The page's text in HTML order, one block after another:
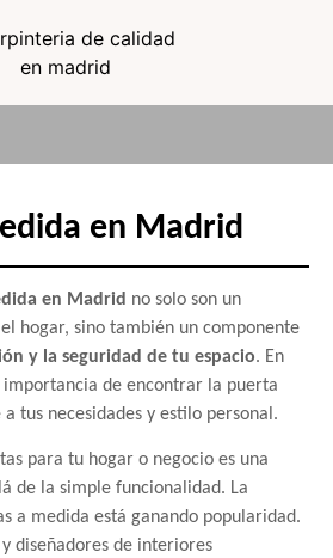
en Madrid
en Madrid no solo son un
hogar, sino también un componente
y la seguridad de tu espacio. En
de encontrar la puerta
tus necesidades y estilo personal.
para tu hogar o negocio es una
de la simple funcionalidad. La
a medida está ganando popularidad.
diseñadores de interiores